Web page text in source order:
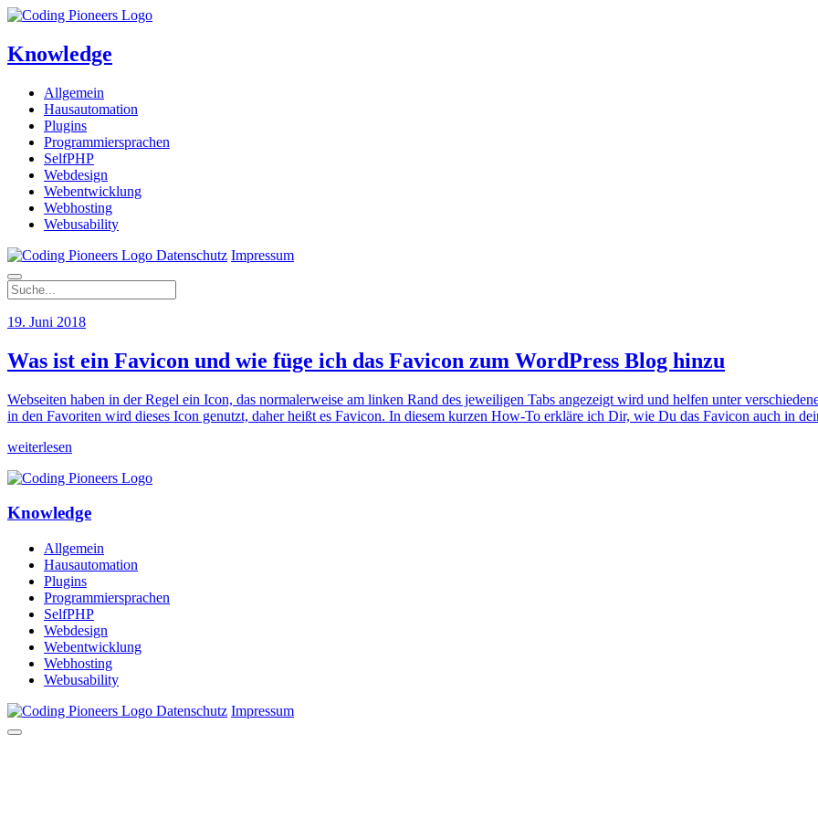
Knowledge
Allgemein
Hausautomation
Plugins
Programmiersprachen
SelfPHP
Webdesign
Webentwicklung
Webhosting
Webusability
Datenschutz Impressum
19. Juni 2018
Was ist ein Favicon und wie füge ich das Favicon zum WordPress Blog hinzu
Webseiten haben in der Regel ein Icon, das normalerweise am linken Rand des jeweiligen Tabs angezeigt wird und helfen unter
in den Favoriten wird dieses Icon genutzt, daher heißt es Favicon. In diesem kurzen How-To erkläre ich Dir, wie Du das Favicon auch in
weiterlesen
Knowledge
Allgemein
Hausautomation
Plugins
Programmiersprachen
SelfPHP
Webdesign
Webentwicklung
Webhosting
Webusability
Datenschutz Impressum